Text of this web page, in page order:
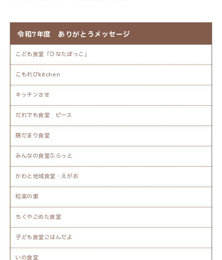
令和7年度 ありがとうメッセージ
こども食堂「ひなたぼっこ」
こもれびkitchen
キッチンさせ
だれでも食堂 ピース
陽だまり食堂
みんなの食堂ふらっと
かわと地域食堂・えがお
和楽の里
ちくやごめた食堂
子ども食堂ごはんだよ
いの食堂